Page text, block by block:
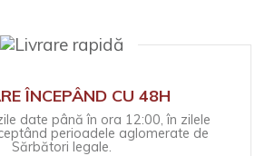
ÎNCEPÂND CU 48H
date până în ora 12:00, în zilele
perioadele aglomerate de
Sărbători legale.